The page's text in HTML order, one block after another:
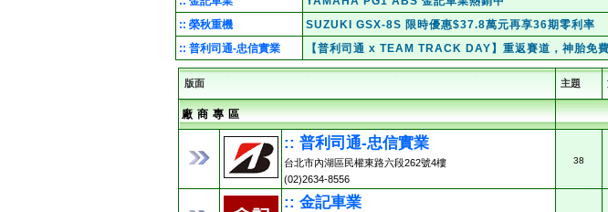
:: 榮秋重機 SUZUKI GSX-8S 限時優惠$37.8萬元再享36期零利率
:: 普利司通-忠信實業 【普利司通 x TEAM TRACK DAY】重返賽道，神胎免費
版面 主題
廠 商 專 區
:: 普利司通-忠信實業
台北市內湖區民權東路六段262號4樓
(02)2634-8556
38
:: 金記車業